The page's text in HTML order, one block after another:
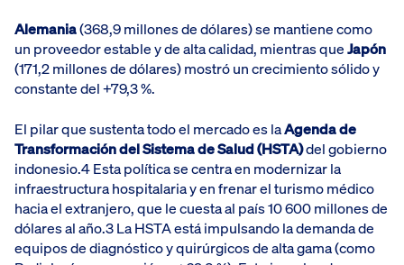
Alemania(368,9 millones de dólares) se mantiene como
un proveedor estable y de alta calidad, mientras queJapón
(171,2 millones de dólares) mostró un crecimiento sólido y
constante del +79,3 %.
El pilar que sustenta todo el mercado es laAgenda de
Transformación del Sistema de Salud (HSTA)del gobierno
indonesio.4 Esta política se centra en modernizar la
infraestructura hospitalaria y en frenar el turismo médico
hacia el extranjero, que le cuesta al país 10 600 millones de
dólares al año.3 La HSTA está impulsando la demanda de
equipos de diagnóstico y quirúrgicos de alta gama (como